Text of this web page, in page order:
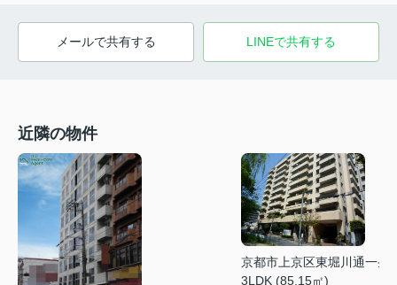
メールで共有する LINEで共有する
近隣の物件
京都市上京区東堀川通一条
3LDK (85.15㎡)